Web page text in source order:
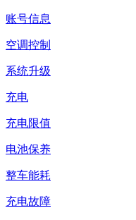
账号信息
空调控制
系统升级
充电
充电限值
电池保养
整车能耗
充电故障